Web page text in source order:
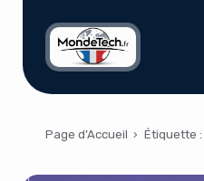
Page d’Accueil › Étiquette :